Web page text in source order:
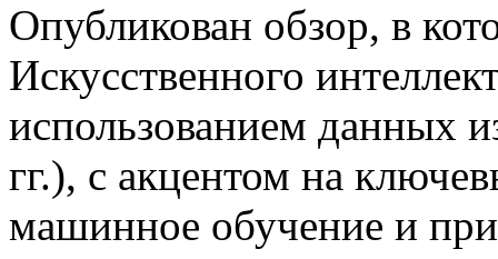
Опубликован обзор, в
Искусственного
использованием данных
гг.), с акцентом на
машинное обучение и